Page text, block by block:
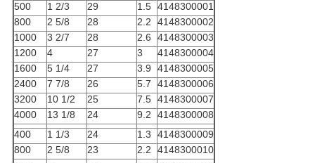
PRIVACY
POLICY
500
1 2/3 29 1.5 4148300001
800
2 5/8 28 2.2
4148300002
1000
3 2/7 28 2.6
4148300003
1200
4 27 3
4148300004
1600
5 1/4 27 3.9
4148300005
2400
7 7/8 26 5.7
4148300006
3200
10 1/2 25 7.5 4148300007
4000
13 1/8 24 9.2
4148300008
400
1 1/3 24 1.3
4148300009
800
2 5/8 23 2.2
4148300010